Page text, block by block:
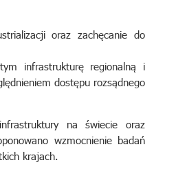
oraz zachęcanie do
infrastrukturę regionalną i
dostępu rozsądnego
na świecie oraz
wzmocnienie badań
krajach.